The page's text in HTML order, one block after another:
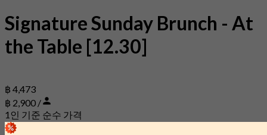
Signature Sunday Brunch - At
the Table [12.30]
฿ 4,473
฿ 2,900 /
1인 기준 순수 가격